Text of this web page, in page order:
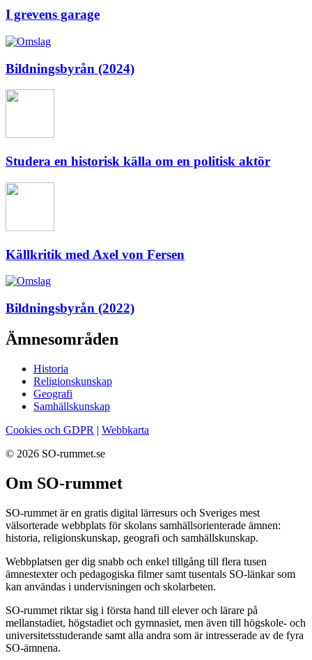
I grevens garage
Bildningsbyrån (2024)
Studera en historisk källa om en politisk aktör
Källkritik med Axel von Fersen
Bildningsbyrån (2022)
Ämnesområden
Historia
Religionskunskap
Geografi
Samhällskunskap
Cookies och GDPR | Webbkarta
© 2026 SO-rummet.se
Om SO-rummet
SO-rummet är en gratis digital lärresurs och Sveriges mest
välsorterade webbplats för skolans samhällsorienterade ämnen:
historia, religionskunskap, geografi och samhällskunskap.
Webbplatsen ger dig snabb och enkel tillgång till flera tusen
ämnestexter och pedagogiska filmer samt tusentals SO-länkar som
kan användas i undervisningen och skolarbeten.
SO-rummet riktar sig i första hand till elever och lärare på
mellanstadiet, högstadiet och gymnasiet, men även till högskole- och
universitetsstuderande samt alla andra som är intresserade av de fyra
SO-ämnena.